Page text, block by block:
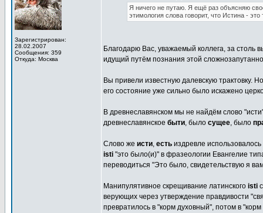
Зарегистрирован:
28.02.2007
Сообщения: 359
Откуда: Москва
Я ничего не путаю. Я ещё раз объясняю
этимология слова говорит, что Истина -
Благодарю Вас, уважаемый коллега, за столь
идущий путём познания этой
Вы привели известную далевскую трактовку.
его состояние уже сильно было искажено
В древнеславянском мы не найдём слово
древнеславянское быти, было сущее, было
Слово же исти, есть издревле
isti "это было(и)" в фразеологии Евангелие
переводиться "Это было, свидетельствую я
Манипулятивное скрещивание латинского isti
верующих через утверждение правдивости
превратилось в "корм духовный", потом в